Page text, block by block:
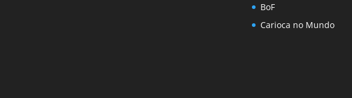
BoF
Carioca no Mundo